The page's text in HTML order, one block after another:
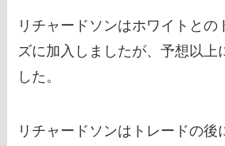
リチャードソンはホワイトとの
ズに加入しましたが、予想以上
した。
リチャードソンはトレードの後